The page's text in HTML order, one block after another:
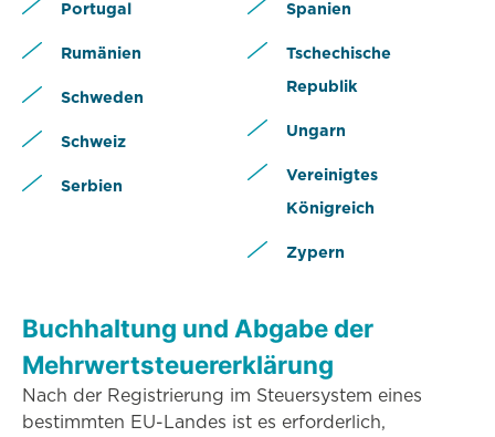
Portugal
Rumänien
Schweden
Schweiz
Serbien
Spanien
Tschechische
Republik
Ungarn
Vereinigtes
Königreich
Zypern
Buchhaltung und Abgabe der
Mehrwertsteuererklärung
Nach der Registrierung im Steuersystem eines
bestimmten EU-Landes ist es erforderlich,